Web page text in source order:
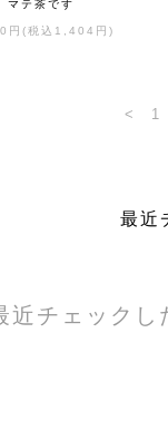
マテ茶です
円(税込1,404円)
< 1
最近
近チェックし